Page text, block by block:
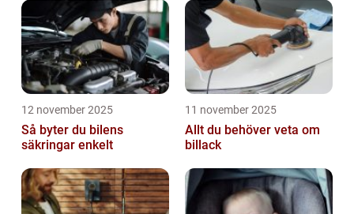
12 november 2025
Så byter du bilens
säkringar enkelt
11 november 2025
Allt du behöver veta om
billack